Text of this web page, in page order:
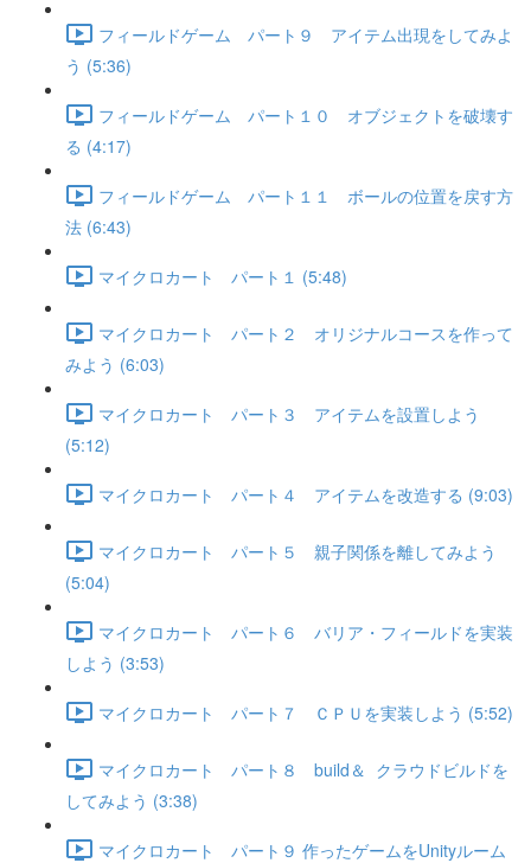
フィールドゲーム パート９ アイテム出現をしてみよ
う (5:36)
フィールドゲーム パート１０ オブジェクトを破壊す
る (4:17)
フィールドゲーム パート１１ ボールの位置を戻す方
法 (6:43)
マイクロカート パート１ (5:48)
マイクロカート パート２ オリジナルコースを作って
みよう (6:03)
マイクロカート パート３ アイテムを設置しよう
(5:12)
マイクロカート パート４ アイテムを改造する (9:03)
マイクロカート パート５ 親子関係を離してみよう
(5:04)
マイクロカート パート６ バリア・フィールドを実装
しよう (3:53)
マイクロカート パート７ ＣＰＵを実装しよう (5:52)
マイクロカート パート８ build＆ クラウドビルドを
してみよう (3:38)
マイクロカート パート９ 作ったゲームをUnityルーム